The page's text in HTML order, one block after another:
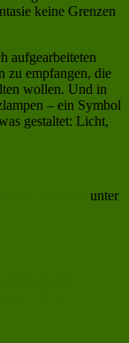
keine Grenzen
aufgearbeiteten
zu empfangen, die
wollen. Und in
– ein Symbol
gestaltet: Licht,
unter